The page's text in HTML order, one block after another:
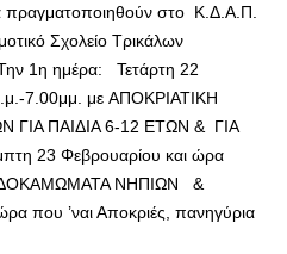
πραγματοποιηθούν στο Κ.Δ.Α.Π.
Σχολείο Τρικάλων
1η ημέρα: Τετάρτη 22
7.00μμ. με ΑΠΟΚΡΙΑΤΙΚΗ
ΠΑΙΔΙΑ 6-12 ΕΤΩΝ & ΓΙΑ
23 Φεβρουαρίου και ώρα
ΝΗΠΙΩΝ &
που ’ναι Αποκριές, πανηγύρια